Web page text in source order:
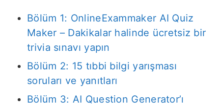
Bölüm 1: OnlineExammaker AI Quiz
Maker – Dakikalar halinde ücretsiz bir
trivia sınavı yapın
Bölüm 2: 15 tıbbi bilgi yarışması
soruları ve yanıtları
Bölüm 3: AI Question Generator’ı